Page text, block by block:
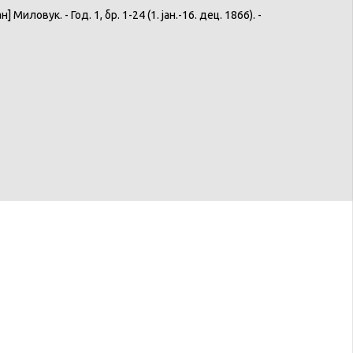
- Год. 1, бр. 1-24 (1. јан.-16. дец. 1866). -